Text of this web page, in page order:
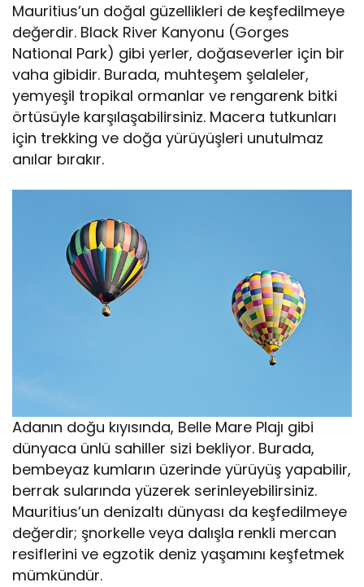
Mauritius’un doğal güzellikleri de keşfedilmeye
değerdir. Black River Kanyonu (Gorges
National Park) gibi yerler, doğaseverler için bir
vaha gibidir. Burada, muhteşem şelaleler,
yemyeşil tropikal ormanlar ve rengarenk bitki
örtüsüyle karşılaşabilirsiniz. Macera tutkunları
için trekking ve doğa yürüyüşleri unutulmaz
anılar bırakır.
Adanın doğu kıyısında, Belle Mare Plajı gibi
dünyaca ünlü sahiller sizi bekliyor. Burada,
bembeyaz kumların üzerinde yürüyüş yapabilir,
berrak sularında yüzerek serinleyebilirsiniz.
Mauritius’un denizaltı dünyası da keşfedilmeye
değerdir; şnorkelle veya dalışla renkli mercan
resiflerini ve egzotik deniz yaşamını keşfetmek
mümkündür.